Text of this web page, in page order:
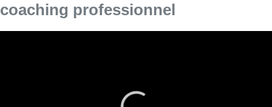
coaching professionnel